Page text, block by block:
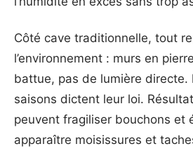
Côté cave traditionnelle, tout
l’environnement : murs en
battue, pas de lumière directe.
saisons dictent leur loi.
peuvent fragiliser bouchons et
apparaître moisissures et